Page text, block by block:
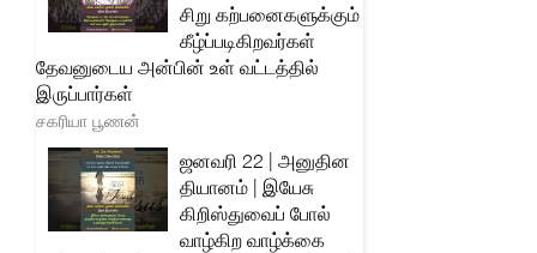
சிறு கற்பனைகளுக்கும்
கீழ்ப்படிகிறவர்கள்
தேவனுடைய அன்பின் உள் வட்டத்தில்
இருப்பார்கள்
சகரியா பூணன்
ஜனவரி 22 | அனுதின
தியானம் | இயேசு
கிறிஸ்துவைப் போல்
வாழ்கிற வாழ்க்கை